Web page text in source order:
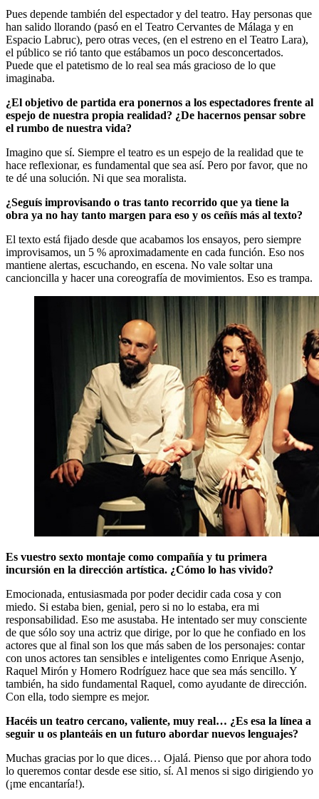
Pues depende también del espectador y del teatro. Hay personas que
han salido llorando (pasó en el Teatro Cervantes de Málaga y en
Espacio Labruc), pero otras veces, (en el estreno en el Teatro Lara),
el público se rió tanto que estábamos un poco desconcertados.
Puede que el patetismo de lo real sea más gracioso de lo que
imaginaba.
¿El objetivo de partida era ponernos a los espectadores frente al
espejo de nuestra propia realidad? ¿De hacernos pensar sobre
el rumbo de nuestra vida?
Imagino que sí. Siempre el teatro es un espejo de la realidad que te
hace reflexionar, es fundamental que sea así. Pero por favor, que no
te dé una solución. Ni que sea moralista.
¿Seguís improvisando o tras tanto recorrido que ya tiene la
obra ya no hay tanto margen para eso y os ceñís más al texto?
El texto está fijado desde que acabamos los ensayos, pero siempre
improvisamos, un 5 % aproximadamente en cada función. Eso nos
mantiene alertas, escuchando, en escena. No vale soltar una
cancioncilla y hacer una coreografía de movimientos. Eso es trampa.
Es vuestro sexto montaje como compañía y tu primera
incursión en la dirección artística. ¿Cómo lo has vivido?
Emocionada, entusiasmada por poder decidir cada cosa y con
miedo. Si estaba bien, genial, pero si no lo estaba, era mi
responsabilidad. Eso me asustaba. He intentado ser muy consciente
de que sólo soy una actriz que dirige, por lo que he confiado en los
actores que al final son los que más saben de los personajes: contar
con unos actores tan sensibles e inteligentes como Enrique Asenjo,
Raquel Mirón y Homero Rodríguez hace que sea más sencillo. Y
también, ha sido fundamental Raquel, como ayudante de dirección.
Con ella, todo siempre es mejor.
Hacéis un teatro cercano, valiente, muy real… ¿Es esa la línea a
seguir u os planteáis en un futuro abordar nuevos lenguajes?
Muchas gracias por lo que dices… Ojalá. Pienso que por ahora todo
lo queremos contar desde ese sitio, sí. Al menos si sigo dirigiendo yo
(¡me encantaría!).